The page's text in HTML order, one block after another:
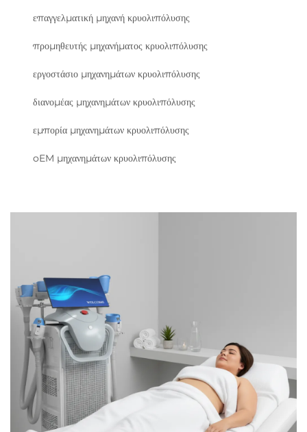
επαγγελματική μηχανή κρυολιπόλυσης
προμηθευτής μηχανήματος κρυολιπόλυσης
εργοστάσιο μηχανημάτων κρυολιπόλυσης
διανομέας μηχανημάτων κρυολιπόλυσης
εμπορία μηχανημάτων κρυολιπόλυσης
oEM μηχανημάτων κρυολιπόλυσης